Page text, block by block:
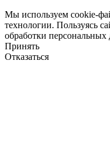
Мы используем cookie-
технологии. Пользуясь
обработки персональных
Принять
Отказаться